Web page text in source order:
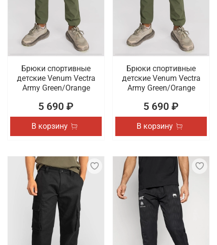
Брюки спортивные
детские Venum Vectra
Army Green/Orange
5 690 ₽
В корзину
Брюки спортивные
детские Venum Vectra
Army Green/Orange
5 690 ₽
В корзину